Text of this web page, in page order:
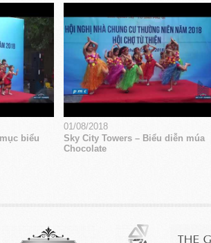
biểu
01/08/2018
Sky City Towers – Biểu diễn múa
Chocolate